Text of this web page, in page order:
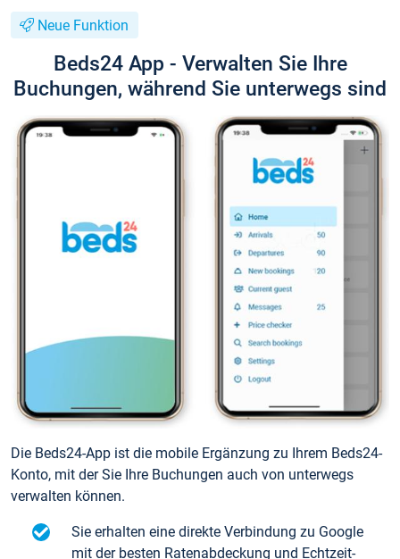
Neue Funktion
Beds24 App - Verwalten Sie Ihre
Buchungen, während Sie unterwegs sind
Die Beds24-App ist die mobile Ergänzung zu Ihrem Beds24-
Konto, mit der Sie Ihre Buchungen auch von unterwegs
verwalten können.
Sie erhalten eine direkte Verbindung zu Google
mit der besten Ratenabdeckung und Echtzeit-